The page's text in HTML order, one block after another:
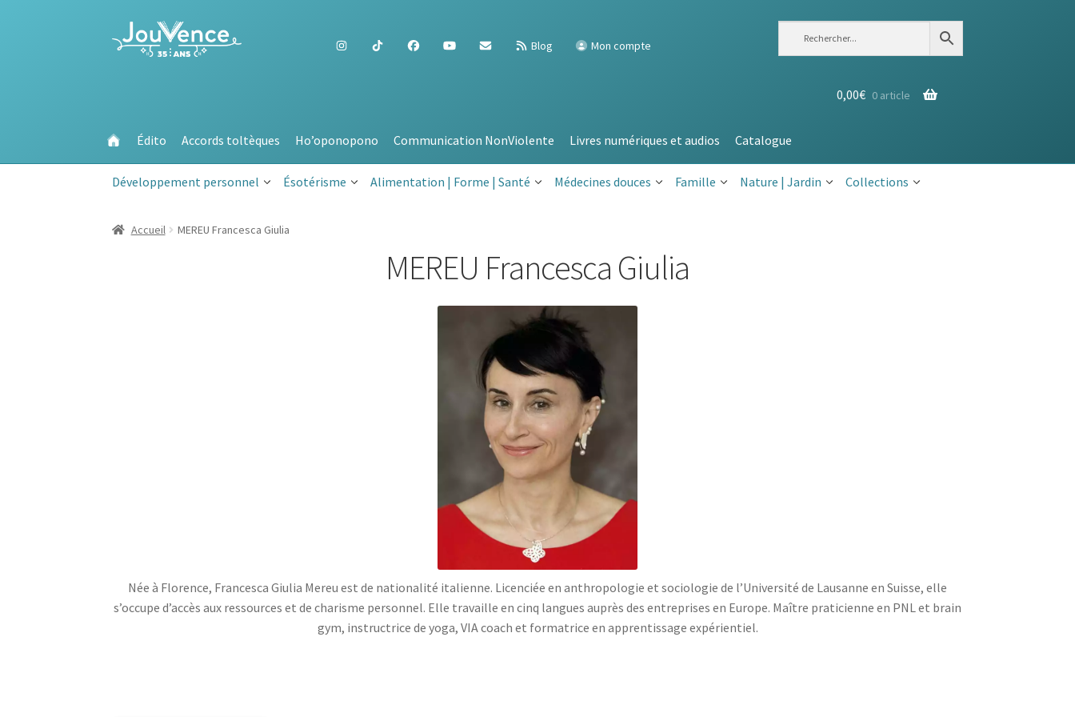
Aller
à
Aller
au
Blog Mon compte
0,00€ 0 article
Édito Accords toltèques Ho’oponopono Communication NonViolente Livres numériques et audios Catalogue
Développement personnel Ésotérisme Alimentation | Forme | Santé Médecines douces Famille Nature | Jardin Collections
Accueil MEREU Francesca Giulia
MEREU Francesca Giulia
Née à Florence, Francesca Giulia Mereu est de nationalité italienne. Licenciée en anthropologie et sociologie de l’Université de Lausanne en Suisse, elle
s’occupe d’accès aux ressources et de charisme personnel. Elle travaille en cinq langues auprès des entreprises en Europe. Maître praticienne en PNL et brain
gym, instructrice de yoga, VIA coach et formatrice en apprentissage expérientiel.